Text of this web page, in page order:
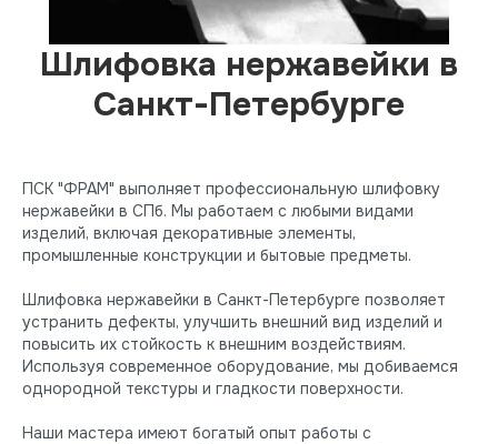
Шлифовка нержавейки в
Санкт-Петербурге
ПСК "ФРАМ" выполняет профессиональную шлифовку
нержавейки в СПб. Мы работаем с любыми видами
изделий, включая декоративные элементы,
промышленные конструкции и бытовые предметы.
Шлифовка нержавейки в Санкт-Петербурге позволяет
устранить дефекты, улучшить внешний вид изделий и
повысить их стойкость к внешним воздействиям.
Используя современное оборудование, мы добиваемся
однородной текстуры и гладкости поверхности.
Наши мастера имеют богатый опыт работы с